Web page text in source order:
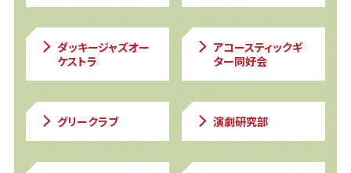
ダッキージャズオー
ケストラ
アコースティックギ
ター同好会
グリークラブ 演劇研究部